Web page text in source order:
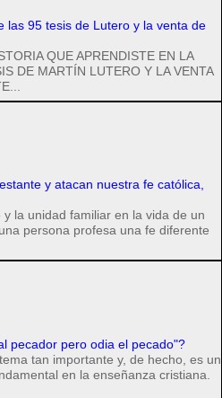
las 95 tesis de Lutero y la venta de
QUE APRENDISTE EN LA
DE MARTÍN LUTERO Y LA VENTA
y atacan nuestra fe católica,
la unidad familiar en la vida de un
persona profesa una fe diferente
pecador pero odia el pecado"?
tan importante y, de hecho, es un
en la enseñanza cristiana.